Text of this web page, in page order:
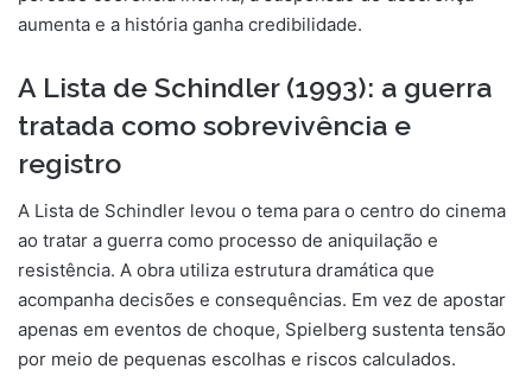
aumenta e a história ganha credibilidade.
A Lista de Schindler (1993): a guerra
tratada como sobrevivência e
registro
A Lista de Schindler levou o tema para o centro do cinema
ao tratar a guerra como processo de aniquilação e
resistência. A obra utiliza estrutura dramática que
acompanha decisões e consequências. Em vez de apostar
apenas em eventos de choque, Spielberg sustenta tensão
por meio de pequenas escolhas e riscos calculados.